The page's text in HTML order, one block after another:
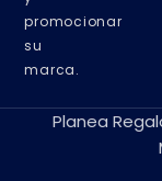
promocionar
su
marca.
Planea